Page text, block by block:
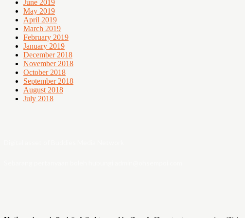
June 2019
May 2019
April 2019
March 2019
February 2019
January 2019
December 2018
November 2018
October 2018
September 2018
August 2018
July 2018